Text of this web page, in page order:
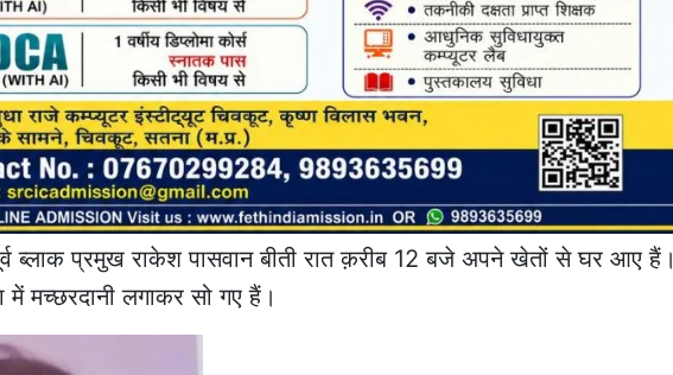
ब्लाक प्रमुख राकेश पासवान बीती रात क़रीब 12 बजे अपने खेतों से घर आए हैं।
मच्छरदानी लगाकर सो गए हैं।